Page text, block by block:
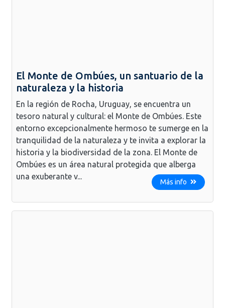
El Monte de Ombúes, un santuario de la
naturaleza y la historia
En la región de Rocha, Uruguay, se encuentra un
tesoro natural y cultural: el Monte de Ombúes. Este
entorno excepcionalmente hermoso te sumerge en la
tranquilidad de la naturaleza y te invita a explorar la
historia y la biodiversidad de la zona. El Monte de
Ombúes es un área natural protegida que alberga
una exuberante v...
Más info